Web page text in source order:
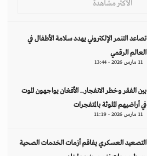
الأكثر مشاهدة
تصاعد التنمر الإلكتروني يهدد سلامة الأطفال في
العالم الرقمي
11 مارس 2026 - 13:44
بين الفقر وخطر الانفجار.. الأفغان يواجهون الموت
في أراضيهم الملوثة بالمتفجرات
11 مارس 2026 - 11:19
التصعيد العسكري يفاقم أزمات الخدمات الصحية